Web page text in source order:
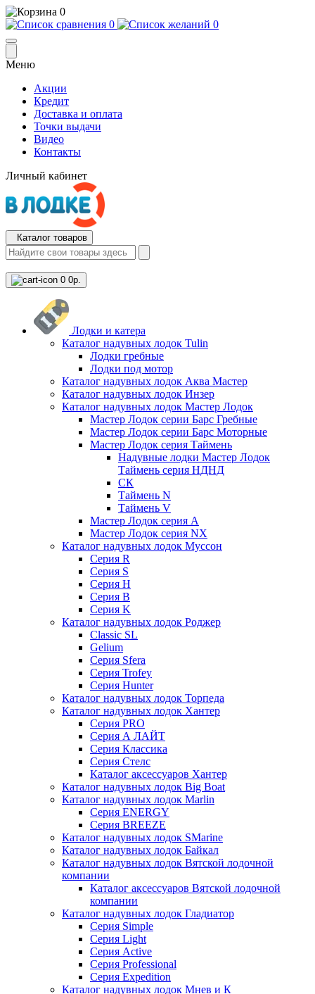
0
0
0
Меню
Акции
Кредит
Доставка и оплата
Точки выдачи
Видео
Контакты
Личный кабинет
Каталог товаров
0 0р.
Лодки и катера
Каталог надувных лодок Tulin
Лодки гребные
Лодки под мотор
Каталог надувных лодок Аква Мастер
Каталог надувных лодок Инзер
Каталог надувных лодок Мастер Лодок
Мастер Лодок серии Барс Гребные
Мастер Лодок серии Барс Моторные
Мастер Лодок серия Таймень
Надувные лодки Мастер Лодок
Таймень серия НДНД
СК
Таймень N
Таймень V
Мастер Лодок серия А
Мастер Лодок серия NX
Каталог надувных лодок Муссон
Серия R
Серия S
Серия H
Серия B
Серия K
Каталог надувных лодок Роджер
Classic SL
Gelium
Серия Sfera
Серия Trofey
Серия Hunter
Каталог надувных лодок Торпеда
Каталог надувных лодок Хантер
Серия PRO
Серия А ЛАЙТ
Серия Классика
Серия Стелс
Каталог аксессуаров Хантер
Каталог надувных лодок Big Boat
Каталог надувных лодок Marlin
Серия ENERGY
Серия BREEZE
Каталог надувных лодок SMarine
Каталог надувных лодок Байкал
Каталог надувных лодок Вятской лодочной
компании
Каталог аксессуаров Вятской лодочной
компании
Каталог надувных лодок Гладиатор
Серия Simple
Серия Light
Серия Active
Серия Professional
Серия Expedition
Каталог надувных лодок Мнев и К